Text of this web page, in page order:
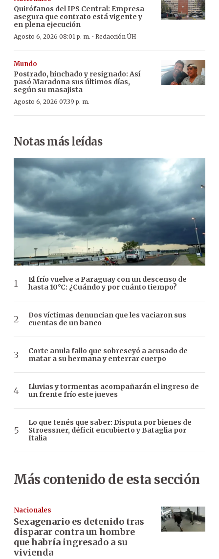
Quirófanos del IPS Central: Empresa
asegura que contrato está vigente y
en plena ejecución
Agosto 6, 2026 08:01 p. m. · Redacción ÚH
Mundo
Postrado, hinchado y resignado: Así
pasó Maradona sus últimos días,
según su masajista
Agosto 6, 2026 07:39 p. m.
Notas más leídas
El frío vuelve a Paraguay con un descenso de
hasta 10°C: ¿Cuándo y por cuánto tiempo?
Dos víctimas denuncian que les vaciaron sus
cuentas de un banco
Corte anula fallo que sobreseyó a acusado de
matar a su hermana y enterrar cuerpo
Lluvias y tormentas acompañarán el ingreso de
un frente frío este jueves
Lo que tenés que saber: Disputa por bienes de
Stroessner, déficit encubierto y Bataglia por
Italia
Más contenido de esta sección
Nacionales
Sexagenario es detenido tras
disparar contra un hombre
que habría ingresado a su
vivienda